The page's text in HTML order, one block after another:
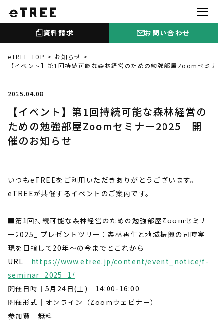
資料請求 お問い合わせ
eTREE TOP
お知らせ
【イベント】第1回持続可能な森林経営のための勉強部屋Zoomセ
2025.04.08
【イベント】第1回持続可能な森林経営の
ための勉強部屋Zoomセミナー2025 開
催のお知らせ
いつもeTREEをご利用いただきありがとうございます。
eTREEが共催するイベントのご案内です。
■第1回持続可能な森林経営のための勉強部屋Zoomセミナ
ー2025_ プレゼントツリー：森林再生と地域振興の同時実
現を目指して20年～の今までとこれから
URL｜ https://www.etree.jp/content/event_notice/f-
seminar_2025_1/
開催日時｜5月24日(土) 14:00-16:00
開催形式｜オンライン（Zoomウェビナー）
参加費｜無料